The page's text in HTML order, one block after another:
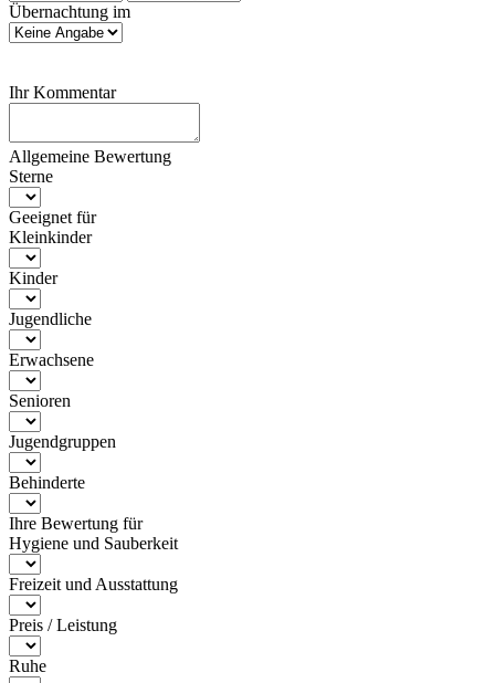
Übernachtung im
Ihr Kommentar
Allgemeine Bewertung
Sterne
Geeignet für
Kleinkinder
Kinder
Jugendliche
Erwachsene
Senioren
Jugendgruppen
Behinderte
Ihre Bewertung für
Hygiene und Sauberkeit
Freizeit und Ausstattung
Preis / Leistung
Ruhe